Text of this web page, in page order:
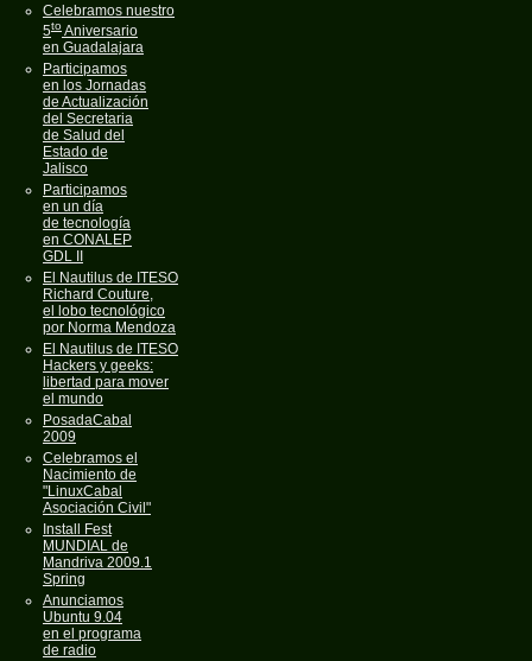
Celebramos nuestro
5toAniversario
en Guadalajara
Participamos
en los Jornadas
de Actualización
del Secretaria
de Salud del
Estado de
Jalisco
Participamos
en un día
de tecnología
en CONALEP
GDL II
El Nautilus de ITESO
Richard Couture,
el lobo tecnológico
por Norma Mendoza
El Nautilus de ITESO
Hackers y geeks:
libertad para mover
el mundo
PosadaCabal
2009
Celebramos el
Nacimiento de
"LinuxCabal
Asociación Civil"
Install Fest
MUNDIAL de
Mandriva 2009.1
Spring
Anunciamos
Ubuntu 9.04
en el programa
de radio